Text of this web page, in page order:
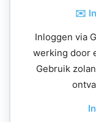
✉️
Inloggen via
werking door
Gebruik